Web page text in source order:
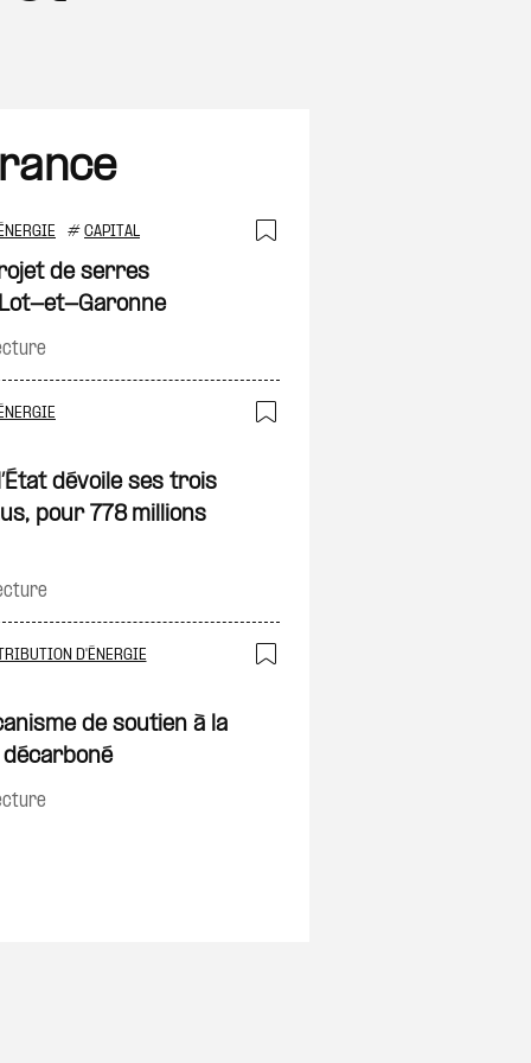
# CAPITAL
de serres
Lot-et-Garonne
dévoile ses trois
pour 778 millions
D'ÉNERGIE
de soutien à la